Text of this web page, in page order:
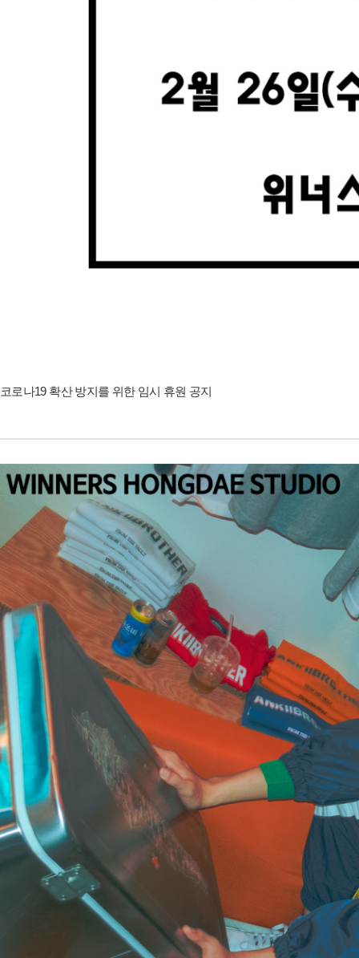
코로나19 확산 방지를 위한 임시 휴원 공지